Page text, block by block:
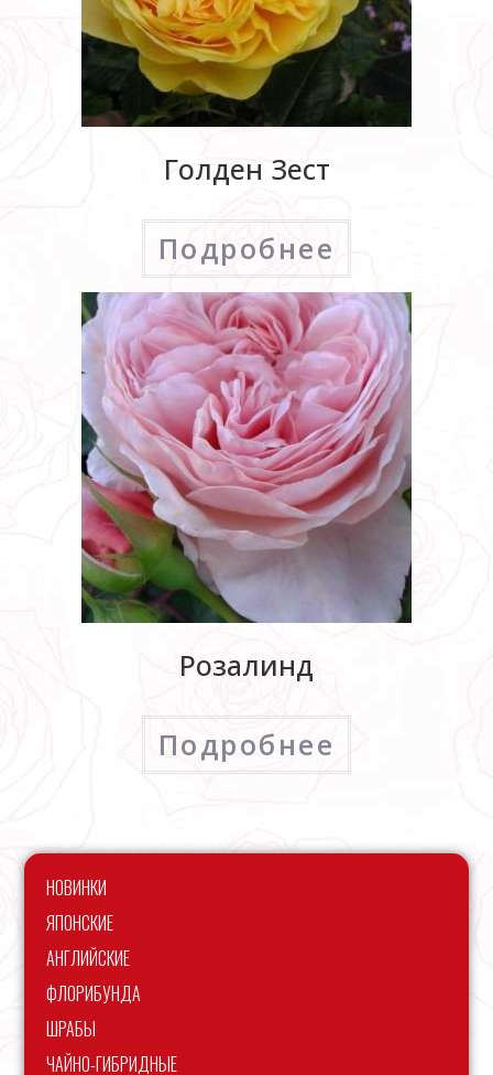
Голден Зест
Подробнее
Розалинд
Подробнее
НОВИНКИ
ЯПОНСКИЕ
АНГЛИЙСКИЕ
ФЛОРИБУНДА
ШРАБЫ
ЧАЙНО-ГИБРИДНЫЕ